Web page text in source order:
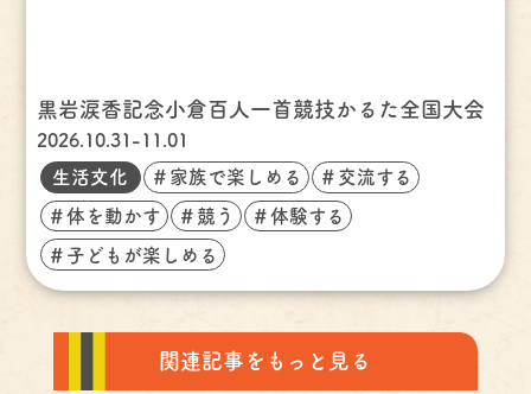
黒岩涙香記念小倉百人一首競技かるた全国大会
2026.10.31-11.01
生活文化 ＃家族で楽しめる ＃交流する
＃体を動かす ＃競う ＃体験する
＃子どもが楽しめる
関連記事をもっと見る